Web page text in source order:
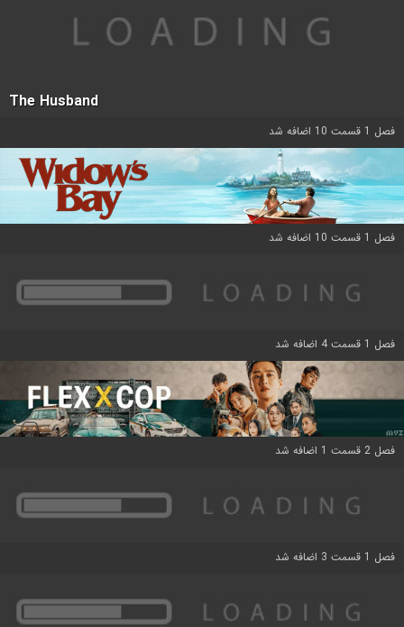
The Husband
فصل 1 قسمت 10 اضافه شد
فصل 1 قسمت 10 اضافه شد
فصل 1 قسمت 4 اضافه شد
فصل 2 قسمت 1 اضافه شد
فصل 1 قسمت 3 اضافه شد